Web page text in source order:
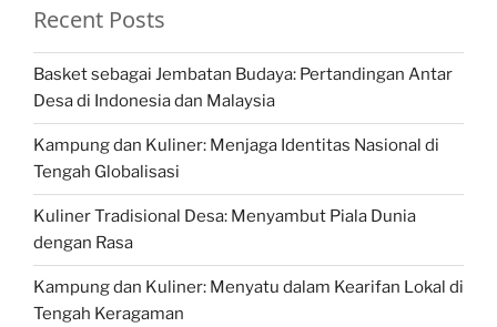
Recent Posts
Basket sebagai Jembatan Budaya: Pertandingan Antar
Desa di Indonesia dan Malaysia
Kampung dan Kuliner: Menjaga Identitas Nasional di
Tengah Globalisasi
Kuliner Tradisional Desa: Menyambut Piala Dunia
dengan Rasa
Kampung dan Kuliner: Menyatu dalam Kearifan Lokal di
Tengah Keragaman